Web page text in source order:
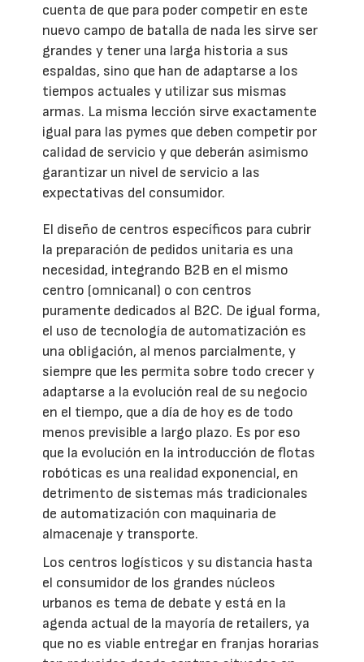
cuenta de que para poder competir en este
nuevo campo de batalla de nada les sirve ser
grandes y tener una larga historia a sus
espaldas, sino que han de adaptarse a los
tiempos actuales y utilizar sus mismas
armas. La misma lección sirve exactamente
igual para las pymes que deben competir por
calidad de servicio y que deberán asimismo
garantizar un nivel de servicio a las
expectativas del consumidor.
El diseño de centros específicos para cubrir
la preparación de pedidos unitaria es una
necesidad, integrando B2B en el mismo
centro (omnicanal) o con centros
puramente dedicados al B2C. De igual forma,
el uso de tecnología de automatización es
una obligación, al menos parcialmente, y
siempre que les permita sobre todo crecer y
adaptarse a la evolución real de su negocio
en el tiempo, que a día de hoy es de todo
menos previsible a largo plazo. Es por eso
que la evolución en la introducción de flotas
robóticas es una realidad exponencial, en
detrimento de sistemas más tradicionales
de automatización con maquinaria de
almacenaje y transporte.
Los centros logísticos y su distancia hasta
el consumidor de los grandes núcleos
urbanos es tema de debate y está en la
agenda actual de la mayoría de retailers, ya
que no es viable entregar en franjas horarias